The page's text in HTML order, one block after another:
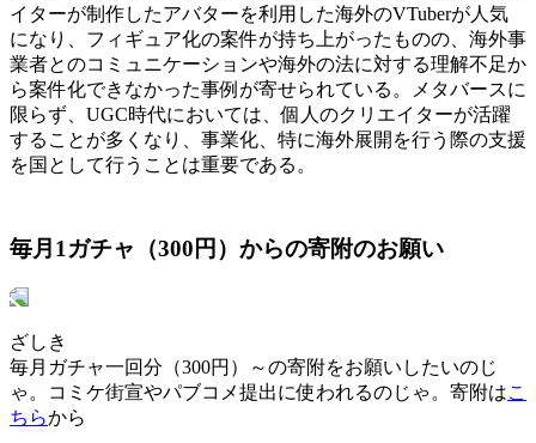
イターが制作したアバターを利用した海外のVTuberが人気
になり、フィギュア化の案件が持ち上がったものの、海外事
業者とのコミュニケーションや海外の法に対する理解不足か
ら案件化できなかった事例が寄せられている。メタバースに
限らず、UGC時代においては、個人のクリエイターが活躍
することが多くなり、事業化、特に海外展開を行う際の支援
を国として行うことは重要である。
毎月1ガチャ（300円）からの寄附のお願い
ざしき
毎月ガチャ一回分（300円）～の寄附をお願いしたいのじ
ゃ。コミケ街宣やパブコメ提出に使われるのじゃ。寄附はこ
ちらから